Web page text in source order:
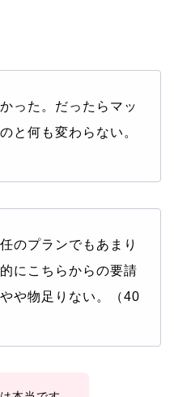
った。だったらマッ
と何も変わらない。
のプランでもあまり
にこちらからの要請
や物足りない。（40